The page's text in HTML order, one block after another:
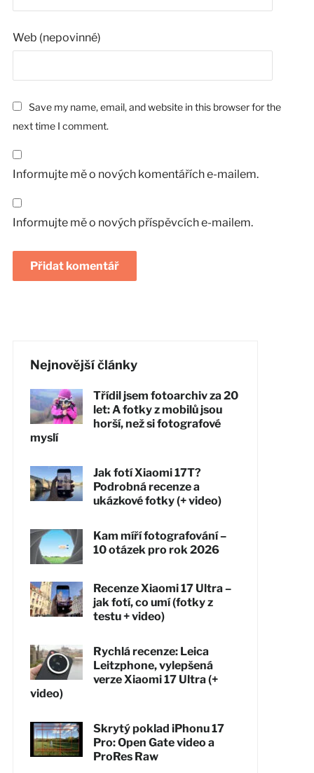
Web (nepovinné)
Save my name, email, and website in this browser for the
next time I comment.
Informujte mě o nových komentářích e-mailem.
Informujte mě o nových příspěvcích e-mailem.
Nejnovější články
Třídil jsem fotoarchiv za 20
let: A fotky z mobilů jsou
horší, než si fotografové
myslí
Jak fotí Xiaomi 17T?
Podrobná recenze a
ukázkové fotky (+ video)
Kam míří fotografování –
10 otázek pro rok 2026
Recenze Xiaomi 17 Ultra –
jak fotí, co umí (fotky z
testu + video)
Rychlá recenze: Leica
Leitzphone, vylepšená
verze Xiaomi 17 Ultra (+
video)
Skrytý poklad iPhonu 17
Pro: Open Gate video a
ProRes Raw